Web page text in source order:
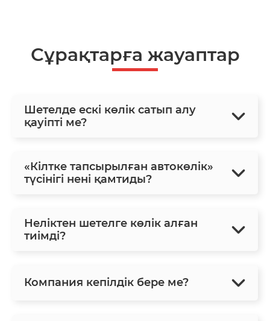
Сұрақтарға жауаптар
Шетелде ескі көлік сатып алу
қауіпті ме?
«Кілтке тапсырылған автокөлік»
түсінігі нені қамтиды?
Неліктен шетелге көлік алған
тиімді?
Компания кепілдік бере ме?